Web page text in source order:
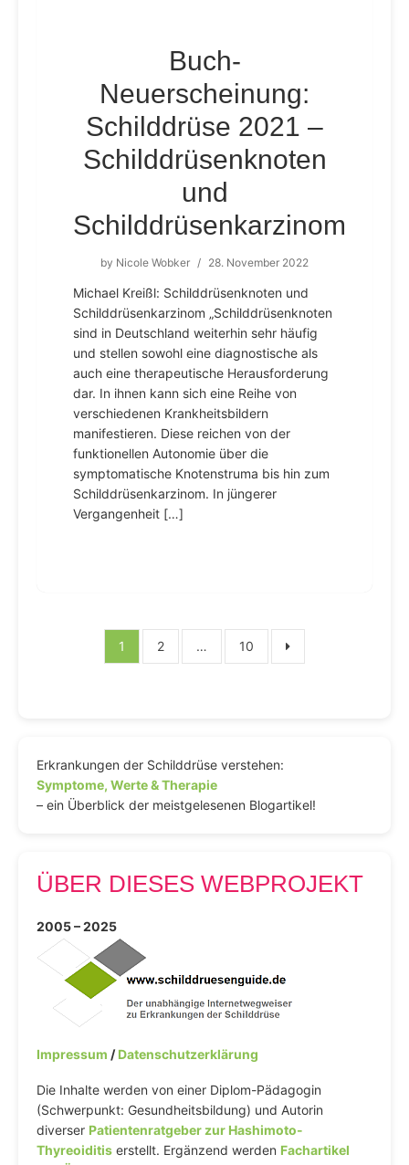
Buch-
Neuerscheinung:
Schilddrüse 2021 –
Schilddrüsenknoten
und
Schilddrüsenkarzinom
by Nicole Wobker / 28. November 2022
Michael Kreißl: Schilddrüsenknoten und
Schilddrüsenkarzinom „Schilddrüsenknoten
sind in Deutschland weiterhin sehr häufig
und stellen sowohl eine diagnostische als
auch eine therapeutische Herausforderung
dar. In ihnen kann sich eine Reihe von
verschiedenen Krankheitsbildern
manifestieren. Diese reichen von der
funktionellen Autonomie über die
symptomatische Knotenstruma bis hin zum
Schilddrüsenkarzinom. In jüngerer
Vergangenheit […]
Seitennummerierung
1 2 … 10
Erkrankungen der Schilddrüse verstehen:
Symptome, Werte & Therapie
– ein Überblick der meistgelesenen Blogartikel!
ÜBER DIESES WEBPROJEKT
2005 – 2025
Impressum /Datenschutzerklärung
Die Inhalte werden von einer Diplom-Pädagogin
(Schwerpunkt: Gesundheitsbildung) und Autorin
diverser Patientenratgeber zur Hashimoto-
Thyreoiditis erstellt. Ergänzend werden Fachartikel